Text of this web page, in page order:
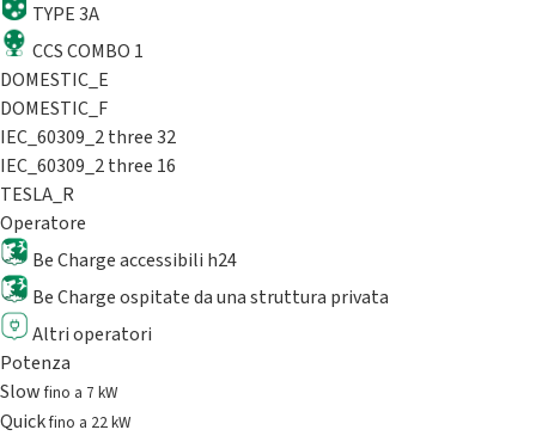
TYPE 3A
CCS COMBO 1
DOMESTIC_E
DOMESTIC_F
IEC_60309_2 three 32
IEC_60309_2 three 16
TESLA_R
Operatore
Be Charge accessibili h24
Be Charge ospitate da una struttura privata
Altri operatori
Potenza
Slowfino a 7 kW
Quickfino a 22 kW